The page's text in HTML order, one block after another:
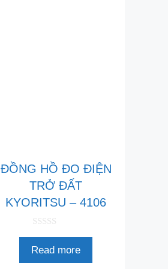
ĐỒNG HỒ ĐO ĐIỆN
TRỞ ĐẤT
KYORITSU – 4106
g
Read more